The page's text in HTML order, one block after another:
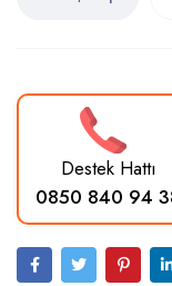
Destek Hattı
0850 840 94